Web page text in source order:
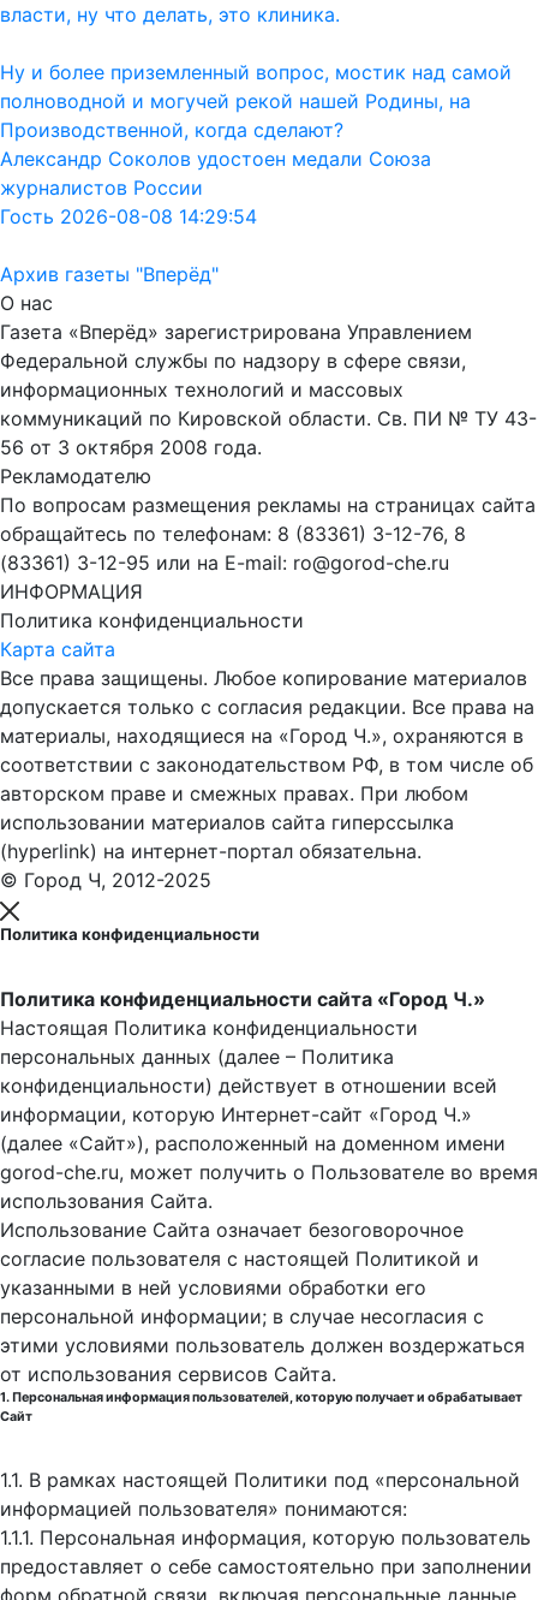
власти, ну что делать, это клиника.
Ну и более приземленный вопрос, мостик над самой
полноводной и могучей рекой нашей Родины, на
Производственной, когда сделают?
Александр Соколов удостоен медали Союза
журналистов России
Гость 2026-08-08 14:29:54
Архив газеты "Вперёд"
О нас
Газета «Вперёд» зарегистрирована Управлением
Федеральной службы по надзору в сфере связи,
информационных технологий и массовых
коммуникаций по Кировской области. Св. ПИ № ТУ 43-
56 от 3 октября 2008 года.
Рекламодателю
По вопросам размещения рекламы на страницах сайта
обращайтесь по телефонам: 8 (83361) 3-12-76, 8
(83361) 3-12-95 или на E-mail: ro@gorod-che.ru
ИНФОРМАЦИЯ
Политика конфиденциальности
Карта сайта
Все права защищены. Любое копирование материалов
допускается только с согласия редакции. Все права на
материалы, находящиеся на «Город Ч.», охраняются в
соответствии с законодательством РФ, в том числе об
авторском праве и смежных правах. При любом
использовании материалов сайта гиперссылка
(hyperlink) на интернет-портал обязательна.
© Город Ч, 2012-2025
Политика конфиденциальности
Политика конфиденциальности сайта «Город Ч.»
Настоящая Политика конфиденциальности
персональных данных (далее – Политика
конфиденциальности) действует в отношении всей
информации, которую Интернет-сайт «Город Ч.»
(далее «Сайт»), расположенный на доменном имени
gorod-che.ru, может получить о Пользователе во время
использования Cайта.
Использование Сайта означает безоговорочное
согласие пользователя с настоящей Политикой и
указанными в ней условиями обработки его
персональной информации; в случае несогласия с
этими условиями пользователь должен воздержаться
от использования сервисов Сайта.
1. Персональная информация пользователей, которую получает и обрабатывает
Сайт
1.1. В рамках настоящей Политики под «персональной
информацией пользователя» понимаются:
1.1.1. Персональная информация, которую пользователь
предоставляет о себе самостоятельно при заполнении